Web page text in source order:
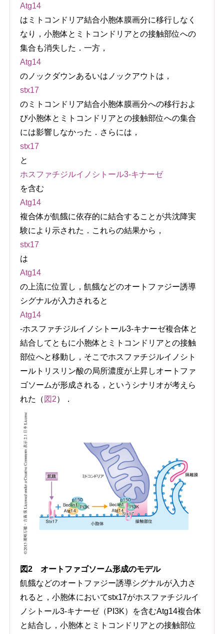
Atg14
はミトコンドリア結合小胞体膜画分に移行しなく
なり，小胞体とミトコンドリアとの接触部位への
集合も消失した．一方，
Atg14
のノックダウンあるいはノックアウトは，
stx17
のミトコンドリア結合小胞体膜画分への移行およ
び小胞体とミトコンドリアとの接触部位への集合
には影響しなかった．さらには，
stx17
と
ホスファチジルイノシトール3-キナーゼ
を含む
Atg14
複合体が飢餓に依存的に結合することが共沈降実
験により示された．これらの結果から，
stx17
は
Atg14
の上流に位置し，飢餓などのオートファジー誘導
シグナルが入力されると
Atg14
-ホスファチジルイノシトール3-キナーゼ複合体と
結合してともに小胞体とミトコンドリアとの接触
部位へと移動し，そこでホスファチジルイノシト
ールトリスリン酸の局所濃度が上昇しオートファ
ゴソームが形成される，というシナリオが考えら
れた（ 図2）．
図2 オートファゴソーム形成のモデル
飢餓などのオートファジー誘導シグナルが入力さ
れると，小胞体においてstx17がホスファチジルイ
ノシトール3-キナーゼ（PI3K）を含むAtg14複合体
と結合し，小胞体とミトコンドリアとの接触部位